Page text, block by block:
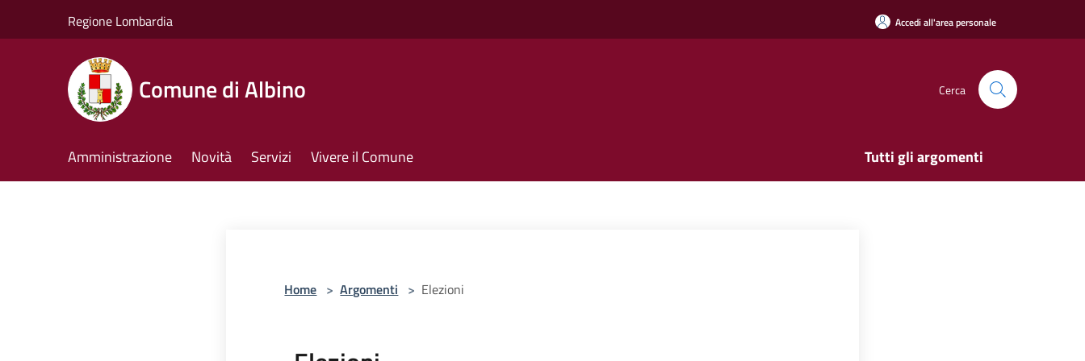
Regione Lombardia Accedi all'area personale
Comune di Albino Cerca
Amministrazione Novità Servizi Vivere il Comune Tutti gli argomenti
Home > Argomenti > Elezioni